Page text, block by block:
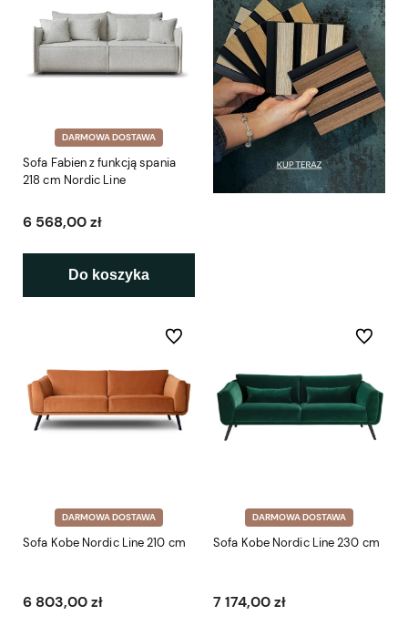
DARMOWA DOSTAWA
Sofa Fabien z funkcją spania
218 cm Nordic Line
6 568,00 zł
Do koszyka
DARMOWA DOSTAWA
Sofa Kobe Nordic Line 210 cm
6 803,00 zł
Do ulubionych
DARMOWA DOSTAWA
Sofa Kobe Nordic Line 230 cm
7 174,00 zł
Do